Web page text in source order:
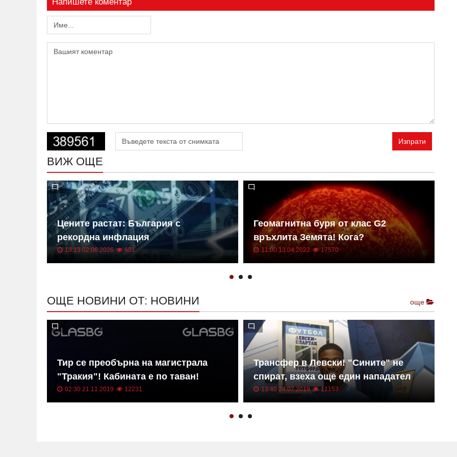
Изпрати
ВИЖ ОЩЕ
Цените растат: България с
рекордна инфлация
13:13 02.06.2026 601
Геомагнитна буря от клас G2
връхлита Земята! Кога?
11:00 13.04.2022 17570
ОЩЕ НОВИНИ ОТ: НОВИНИ още
Тир се преобърна на магистрала
"Тракия"! Кабината е по таван!
02:30 21.11.2019 12231
Трансфер в Левски! "Сините" не
спират, взеха още един нападател
13:40 24.07.2019 11153